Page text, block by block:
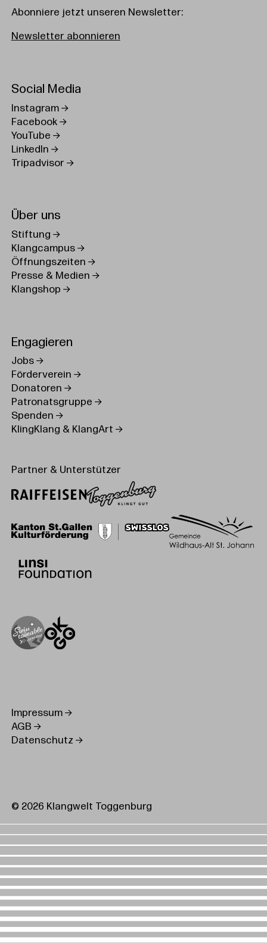
Abonniere jetzt unseren Newsletter:
Newsletter abonnieren
Social Media
Instagram
Facebook
YouTube
LinkedIn
Tripadvisor
Über uns
Stiftung
Klangcampus
Öffnungszeiten
Presse & Medien
Klangshop
Engagieren
Jobs
Förderverein
Donatoren
Patronatsgruppe
Spenden
KlingKlang & KlangArt
Partner & Unterstützer
Impressum
AGB
Datenschutz
© 2026 Klangwelt Toggenburg